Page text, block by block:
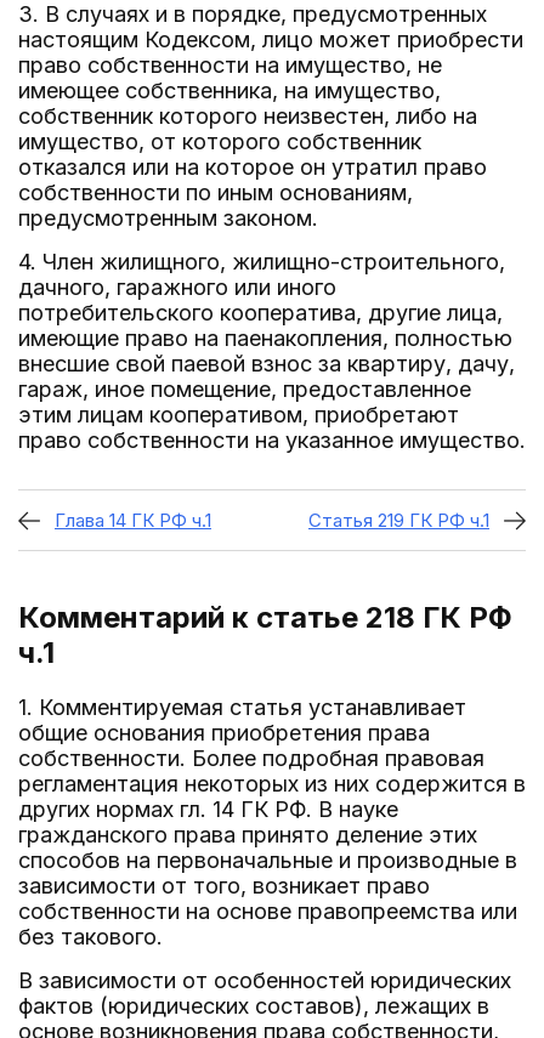
3. В случаях и в порядке, предусмотренных
настоящим Кодексом, лицо может приобрести
право собственности на имущество, не
имеющее собственника, на имущество,
собственник которого неизвестен, либо на
имущество, от которого собственник
отказался или на которое он утратил право
собственности по иным основаниям,
предусмотренным законом.
4. Член жилищного, жилищно-строительного,
дачного, гаражного или иного
потребительского кооператива, другие лица,
имеющие право на паенакопления, полностью
внесшие свой паевой взнос за квартиру, дачу,
гараж, иное помещение, предоставленное
этим лицам кооперативом, приобретают
право собственности на указанное имущество.
Глава 14 ГК РФ ч.1 Статья 219 ГК РФ ч.1
Комментарий к статье 218 ГК РФ
ч.1
1. Комментируемая статья устанавливает
общие основания приобретения права
собственности. Более подробная правовая
регламентация некоторых из них содержится в
других нормах гл. 14 ГК РФ. В науке
гражданского права принято деление этих
способов на первоначальные и производные в
зависимости от того, возникает право
собственности на основе правопреемства или
без такового.
В зависимости от особенностей юридических
фактов (юридических составов), лежащих в
основе возникновения права собственности,